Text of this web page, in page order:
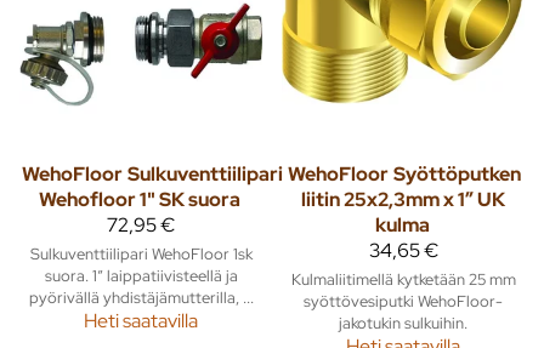
WehoFloorSulkuventtiilipari
Wehofloor 1" SK suora
72,95 €
Sulkuventtiilipari WehoFloor 1sk
suora. 1” laippatiivisteellä ja
pyörivällä yhdistäjämutterilla, ...
Heti saatavilla
WehoFloorSyöttöputken
liitin 25x2,3mm x 1” UK
kulma
34,65 €
Kulmaliitimellä kytketään 25 mm
syöttövesiputki WehoFloor-
jakotukin sulkuihin.